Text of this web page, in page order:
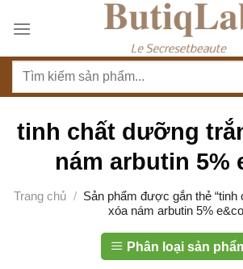
ktinh chất dưỡng
nám arbutin 5%
Trang chủ / Sản phẩm được gắn thẻ
xóa nám arbutin 5%
Phân loại sản